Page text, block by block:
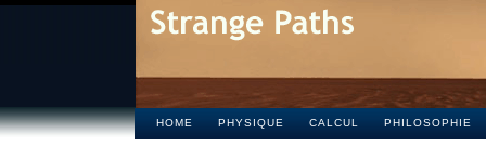
HOME PHYSIQUE CALCUL PHILOSOPHIE